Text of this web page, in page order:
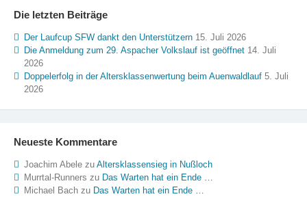
Die letzten Beiträge
Der Laufcup SFW dankt den Unterstützern 15. Juli 2026
Die Anmeldung zum 29. Aspacher Volkslauf ist geöffnet 14. Juli
2026
Doppelerfolg in der Altersklassenwertung beim Auenwaldlauf 5. Juli
2026
Neueste Kommentare
Joachim Abelezu Altersklassensieg in Nußloch
Murrtal-Runners zu Das Warten hat ein Ende …
Michael Bachzu Das Warten hat ein Ende …